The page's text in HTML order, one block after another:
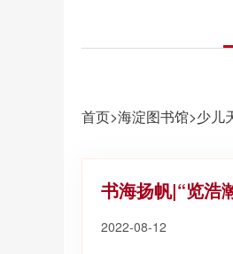
首页>海淀图书馆>少儿
书海扬帆|“览浩
2022-08-12